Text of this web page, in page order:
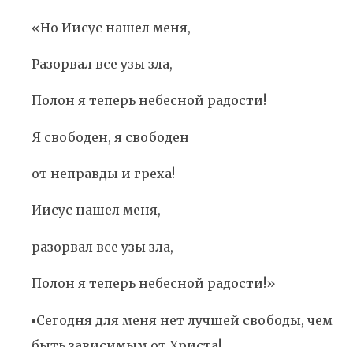
«Но Иисус нашел меня,
Разорвал все узы зла,
Полон я теперь небесной радости!
Я свободен, я свободен
от неправды и греха!
Иисус нашел меня,
разорвал все узы зла,
Полон я теперь небесной радости!»
▪️Сегодня для меня нет лучшей свободы, чем